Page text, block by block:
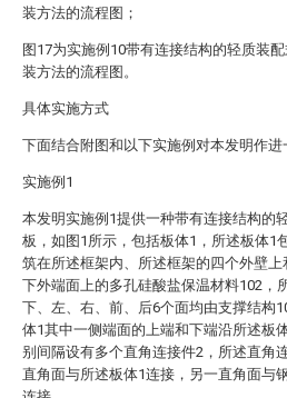
装方法的流程图；
图17为实施例10带有连接结构的轻质装
装方法的流程图。
具体实施方式
下面结合附图和以下实施例对本发明作进
实施例1
本发明实施例1提供一种带有连接结构的
板，如图1所示，包括板体1，所述板体1
筑在所述框架内、所述框架的四个外壁
下外端面上的多孔硅酸盐保温材料102，
下、左、右、前、后6个面均由支撑结构
体1其中一侧端面的上端和下端沿所述板
别间隔设有多个直角连接件2，所述直角
直角面与所述板体1连接，另一直角面与